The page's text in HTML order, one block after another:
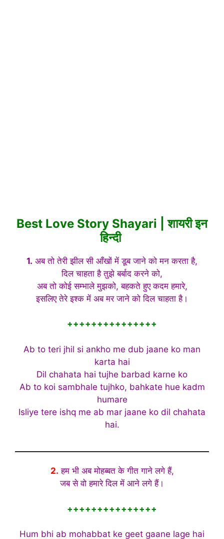
Best Love Story Shayari | शायरी इन
हिन्दी
1. अब तो तेरी झील सी आँखों में डूब जाने को मन करता है,
दिल चाहता है तुझे बर्बाद करने को,
अब तो कोई सम्भाले मुझको, बहकते हुए कदम हमारे,
इसलिए तेरे इश्क में अब मर जाने को दिल चाहता है।
+++++++++++++++
Ab to teri jhil si ankho me dub jaane ko man
karta hai
Dil chahata hai tujhe barbad karne ko
Ab to koi sambhale tujhko, bahkate hue kadm
humare
Isliye tere ishq me ab mar jaane ko dil chahata
hai.
2. हम भी अब मोहब्बत के गीत गाने लगे हैं,
जब से वो हमारे दिल में आने लगे हैं।
+++++++++++++++
Hum bhi ab mohabbat ke geet gaane lage hai